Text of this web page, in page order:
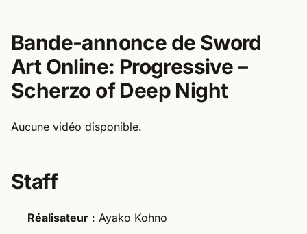
Bande-annonce de Sword
Art Online: Progressive –
Scherzo of Deep Night
Aucune vidéo disponible.
Staff
Réalisateur : Ayako Kohno